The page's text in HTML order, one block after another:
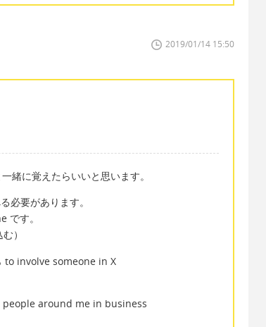
2019/01/14 15:50
緒に覚えたらいいと思います。
必要があります。
です。
）
to involve someone in X
people around me in business